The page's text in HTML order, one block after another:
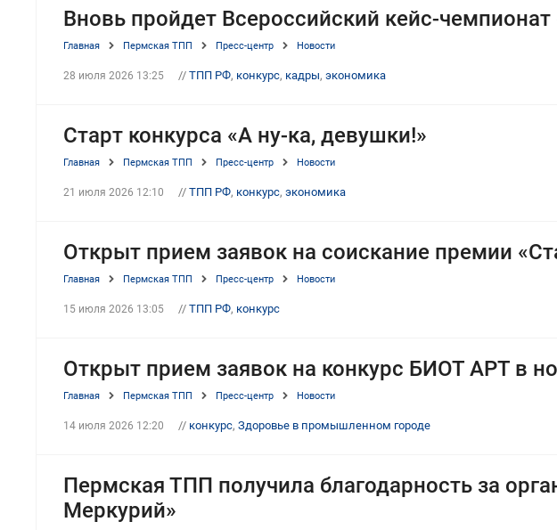
Вновь пройдет Всероссийский кейс-
Главная Пермская ТПП Пресс-центр Новости
28 июля 2026 13:25 // ТПП РФ, конкурс, кадры, экономика
Старт конкурса «А ну-ка, девушки!»
Главная Пермская ТПП Пресс-центр Новости
21 июля 2026 12:10 // ТПП РФ, конкурс, экономика
Открыт прием заявок на соискание премии
Главная Пермская ТПП Пресс-центр Новости
15 июля 2026 13:05 // ТПП РФ, конкурс
Открыт прием заявок на конкурс БИОТ АРТ в
Главная Пермская ТПП Пресс-центр Новости
14 июля 2026 12:20 // конкурс, Здоровье в промышленном городе
Пермская ТПП получила благодарность за
Меркурий»